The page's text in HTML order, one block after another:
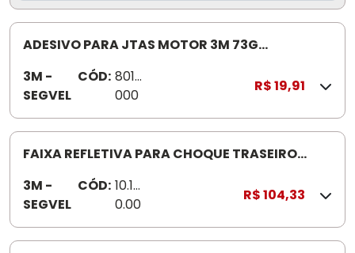
ADESIVO PARA JTAS MOTOR 3M 73G
3M -
SEGVEL
CÓD: 8010
000
01
R$ 19,91
FAIXA REFLETIVA PARA CHOQUE TRASEIRO
HB004766182
3M -
SEGVEL
CÓD: 10.10
0.00
05
R$ 104,33